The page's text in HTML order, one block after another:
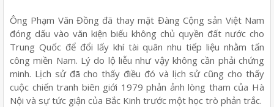
Ông Phạm Văn Đồng đã thay mặt Đàng Cộng sản Việt Nam
đóng dấu vào văn kiện biếu không chủ quyền đất nước cho
Trung Quốc để đổi lấy khí tài quân nhu tiếp liệu nhằm tấn
công miền Nam. Lý do lộ liễu như vậy không cần phải chứng
minh. Lịch sử đã cho thấy điều đó và lịch sử cũng cho thấy
cuộc chiến tranh biên giới 1979 phản ảnh lòng tham của Hà
Nội và sự tức giận của Bắc Kinh trước một học trò phản trắc.